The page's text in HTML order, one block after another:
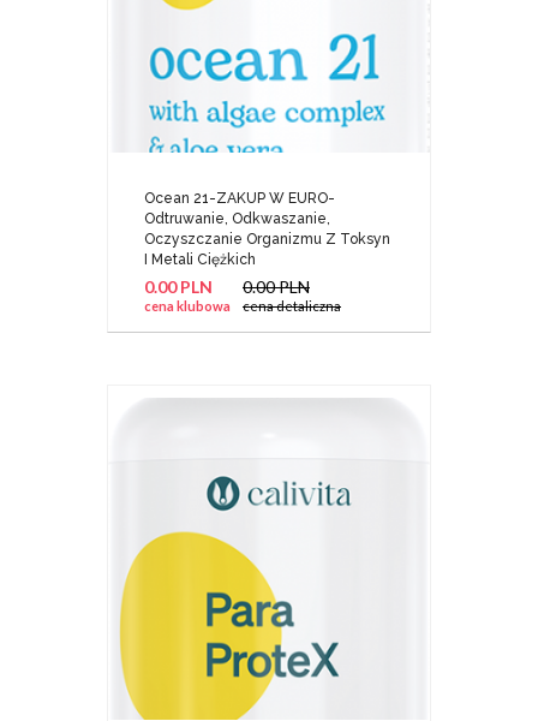
Ocean 21-ZAKUP W EURO-
Odtruwanie, Odkwaszanie,
Oczyszczanie Organizmu Z Toksyn
I Metali Ciężkich
0.00 PLN
cena klubowa
0.00 PLN
cena detaliczna